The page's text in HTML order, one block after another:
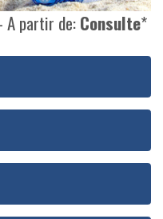
A partir de:Consulte*